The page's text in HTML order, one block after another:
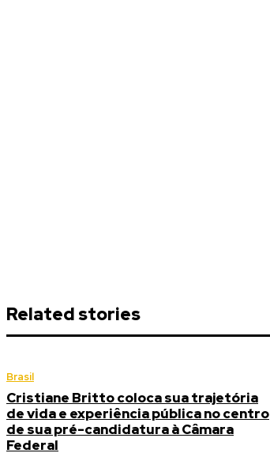
Related stories
Brasil
Cristiane Britto coloca sua trajetória
de vida e experiência pública no centro
de sua pré-candidatura à Câmara
Federal